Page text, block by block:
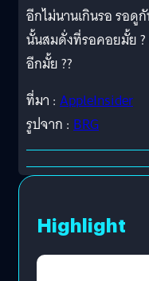
อีกไม่นานเกินรอ รอดู
นั้นสมดั่งที่รอคอยมั้ย ?
อีกมั้ย ??
ที่มา : AppleInsider
รูปจาก : BRG
Highlight